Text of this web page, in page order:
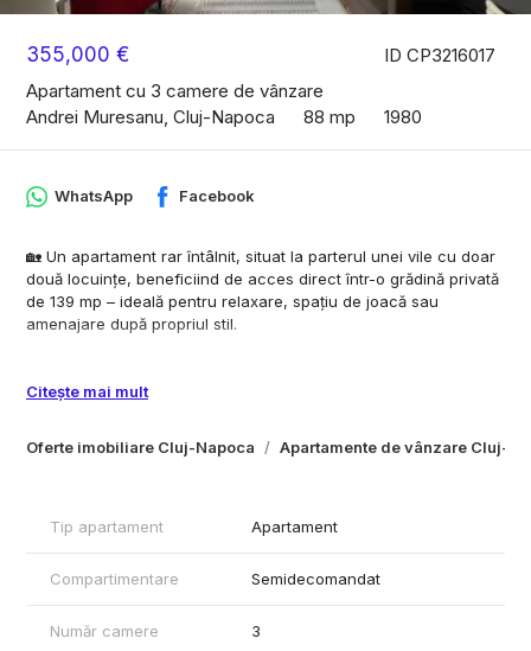
ID CP3216017
355,000 €
Apartament cu 3 camere de vânzare
Andrei Muresanu, Cluj-Napoca
88 mp 1980
Oferte imobiliare Cluj-Napoca Apartamente de vânzare Cluj-
WhatsApp Facebook
🏡 Un apartament rar întâlnit, situat la parterul unei vile cu doar
două locuințe, beneficiind de acces direct într-o grădină privată
de 139 mp – ideală pentru relaxare, spațiu de joacă sau
amenajare după propriul stil.
Suprafață utilă: 88,7 mp
Baie, hol generos
Înălțime camere: 2,90 m – spațiu aerisit și luminos
Renovat complet în 2017, apartamentul îmbină confortul modern
cu farmecul construcțiilor solide:
Parchet din lemn masiv recondiționat
Citește mai mult
Tip apartament Apartament
Compartimentare Semidecomandat
Număr camere 3